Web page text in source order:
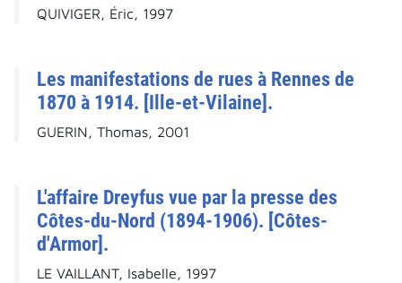
QUIVIGER, Éric, 1997
Les manifestations de rues à Rennes de
1870 à 1914. [Ille-et-Vilaine].
GUERIN, Thomas, 2001
L'affaire Dreyfus vue par la presse des
Côtes-du-Nord (1894-1906). [Côtes-
d'Armor].
LE VAILLANT, Isabelle, 1997